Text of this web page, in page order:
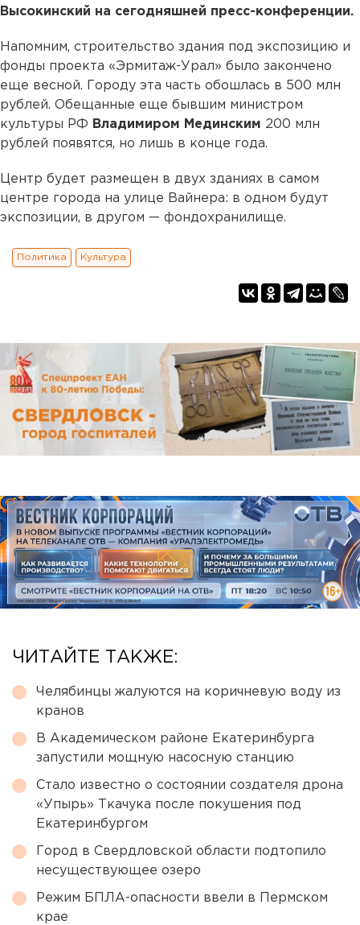
Высокинский на сегодняшней пресс-конференции.
Напомним, строительство здания под экспозицию и
фонды проекта «Эрмитаж-Урал» было закончено
еще весной. Городу эта часть обошлась в 500 млн
рублей. Обещанные еще бывшим министром
культуры РФ Владимиром Мединским 200 млн
рублей появятся, но лишь в конце года.
Центр будет размещен в двух зданиях в самом
центре города на улице Вайнера: в одном будут
экспозиции, в другом — фондохранилище.
Политика Культура
ЧИТАЙТЕ ТАКЖЕ:
Челябинцы жалуются на коричневую воду из
кранов
В Академическом районе Екатеринбурга
запустили мощную насосную станцию
Стало известно о состоянии создателя дрона
«Упырь» Ткачука после покушения под
Екатеринбургом
Город в Свердловской области подтопило
несуществующее озеро
Режим БПЛА-опасности ввели в Пермском
крае